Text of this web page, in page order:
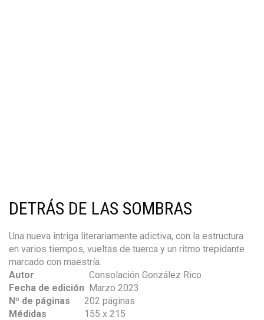
DETRÁS DE LAS SOMBRAS
Una nueva intriga literariamente adictiva, con la estructura
en varios tiempos, vueltas de tuerca y un ritmo trepidante
marcado con maestría.
Autor
Consolación González Rico
Fecha de edición Marzo 2023
Nº de páginas
202 páginas
Médidas
155 x 215